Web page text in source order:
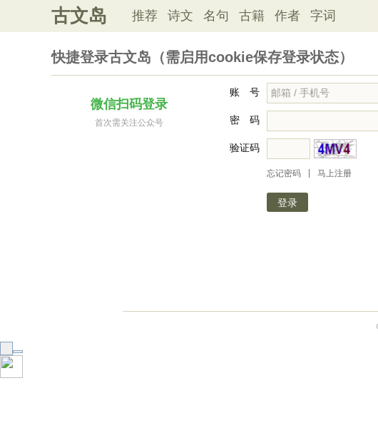
古文岛 推荐 诗文 名句 古籍 作者 字词
快捷登录古文岛（需启用cookie保存登录状态）
微信扫码登录
首次需关注公众号
账 号
密 码
验证码
忘记密码 马上注册